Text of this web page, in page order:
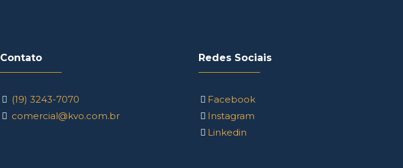
Contato
(19) 3243-7070
comercial@kvo.com.br
Redes Sociais
Facebook
Instagram
Linkedin